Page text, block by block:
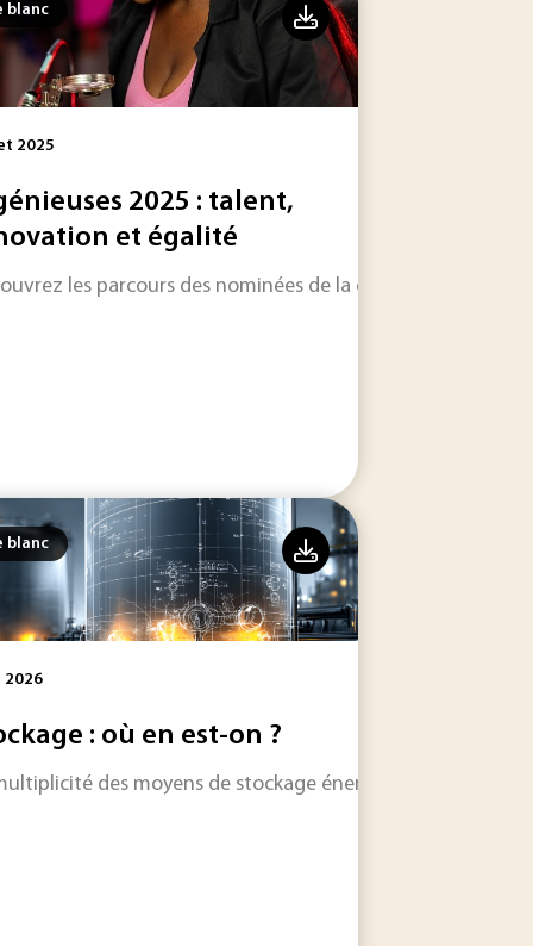
en compétitivité.
blanc
2025
2025 : talent,
et égalité
les parcours des nominées de la catégorie Femme
blanc
2026
: où en est-on ?
des moyens de stockage énergétique se